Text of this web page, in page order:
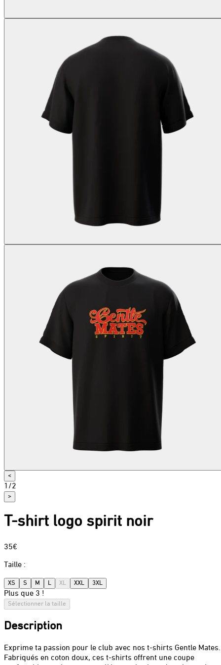
<
1 /2
>
T-shirt logo spirit noir
35€
Taille :
XS S M L XL XXL 3XL
Plus que 3 !
Sélectionner la taille
Description
Exprime ta passion pour le club avec nos t-shirts Gentle Mates.
Fabriqués en coton doux, ces t-shirts offrent une coupe